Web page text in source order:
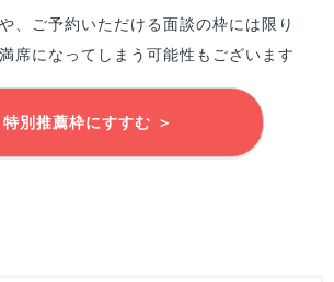
、ご予約いただける面談の枠には限り
席になってしまう可能性もございます
特別推薦枠にすすむ ＞